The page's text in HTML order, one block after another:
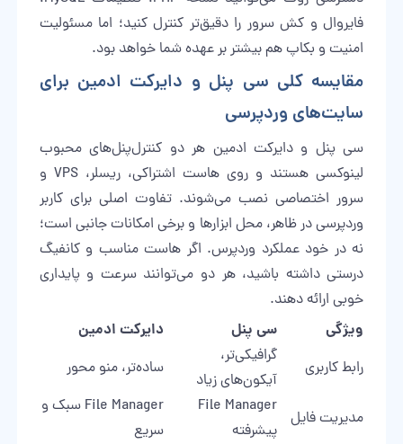
فایروال و کش سرور را دقیق‌تر کنترل کنید؛ اما مسئولیت
امنیت و بکاپ هم بیشتر بر عهده شما خواهد بود.
مقایسه کلی سی پنل و دایرکت ادمین برای
سایت‌های وردپرسی
سی پنل و دایرکت ادمین هر دو کنترل‌پنل‌های محبوب
لینوکسی هستند و روی هاست اشتراکی، ریسلر، VPS و
سرور اختصاصی نصب می‌شوند. تفاوت اصلی برای کاربر
وردپرسی در ظاهر، محل ابزارها و برخی امکانات جانبی است؛
نه در خود عملکرد وردپرس. اگر هاست مناسب و کانفیگ
درستی داشته باشید، هر دو می‌توانند سرعت و پایداری
خوبی ارائه دهند.
ویژگی سی پنل دایرکت ادمین
رابط کاربری
گرافیکی‌تر،
آیکون‌های زیاد
ساده‌تر، منو محور
مدیریت فایل
File Manager
پیشرفته
File Manager سبک و
سریع